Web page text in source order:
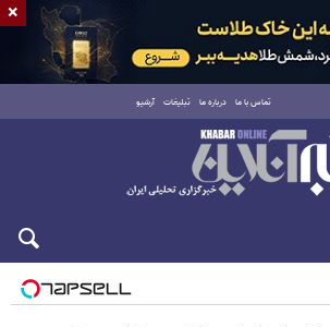
تماس با ما درباره ما تبلیغات آرشیو
جمعه ۱۶ مرداد ۱۴۰۵
×